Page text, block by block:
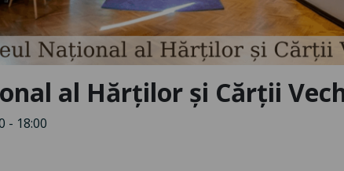
al Hărților și Cărții
- 18:00